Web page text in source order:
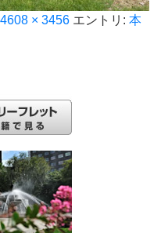
4608 × 3456 エントリ: 本